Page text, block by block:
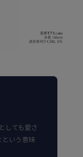
しても愛さ
いう意味